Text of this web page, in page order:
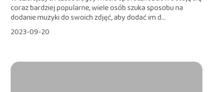
coraz bardziej popularne, wiele osób szuka sposobu na
dodanie muzyki do swoich zdjęć, aby dodać im d...
2023-09-20